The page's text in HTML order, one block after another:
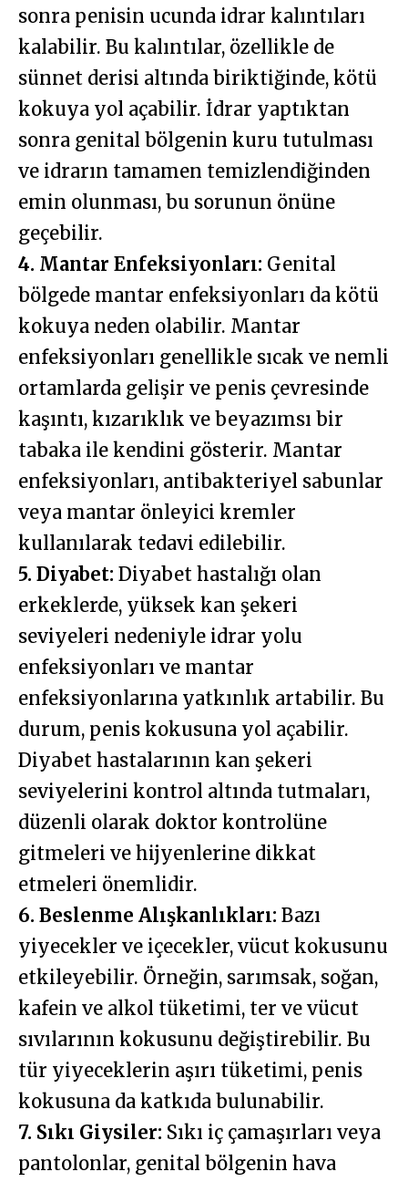
sonra penisin ucunda idrar kalıntıları
kalabilir. Bu kalıntılar, özellikle de
sünnet derisi altında biriktiğinde, kötü
kokuya yol açabilir. İdrar yaptıktan
sonra genital bölgenin kuru tutulması
ve idrarın tamamen temizlendiğinden
emin olunması, bu sorunun önüne
geçebilir.
4. Mantar Enfeksiyonları: Genital
bölgede mantar enfeksiyonları da kötü
kokuya neden olabilir. Mantar
enfeksiyonları genellikle sıcak ve nemli
ortamlarda gelişir ve penis çevresinde
kaşıntı, kızarıklık ve beyazımsı bir
tabaka ile kendini gösterir. Mantar
enfeksiyonları, antibakteriyel sabunlar
veya mantar önleyici kremler
kullanılarak tedavi edilebilir.
5. Diyabet: Diyabet hastalığı olan
erkeklerde, yüksek kan şekeri
seviyeleri nedeniyle idrar yolu
enfeksiyonları ve mantar
enfeksiyonlarına yatkınlık artabilir. Bu
durum, penis kokusuna yol açabilir.
Diyabet hastalarının kan şekeri
seviyelerini kontrol altında tutmaları,
düzenli olarak doktor kontrolüne
gitmeleri ve hijyenlerine dikkat
etmeleri önemlidir.
6. Beslenme Alışkanlıkları: Bazı
yiyecekler ve içecekler, vücut kokusunu
etkileyebilir. Örneğin, sarımsak, soğan,
kafein ve alkol tüketimi, ter ve vücut
sıvılarının kokusunu değiştirebilir. Bu
tür yiyeceklerin aşırı tüketimi, penis
kokusuna da katkıda bulunabilir.
7. Sıkı Giysiler: Sıkı iç çamaşırları veya
pantolonlar, genital bölgenin hava